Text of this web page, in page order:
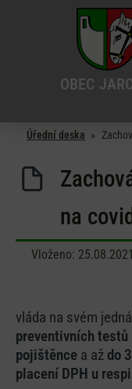
OBEC
Úřední deska »
na
Vloženo: 25.08.2021
vláda na svém
preventivních testů
pojištěnce a až do
placení DPH u